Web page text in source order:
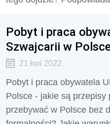
Pobyt i praca
Szwajcarii w
21 kwi 2022
Pobyt i praca obywatela
Polsce - jakie są
przebywać w Polsce bez